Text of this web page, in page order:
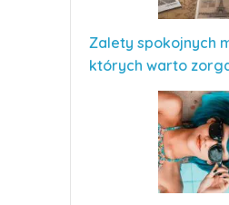
Zalety spokojnych
których warto